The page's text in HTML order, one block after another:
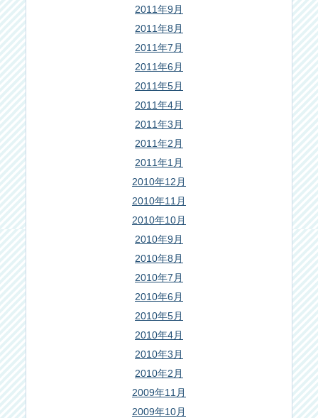
2011年9月
2011年8月
2011年7月
2011年6月
2011年5月
2011年4月
2011年3月
2011年2月
2011年1月
2010年12月
2010年11月
2010年10月
2010年9月
2010年8月
2010年7月
2010年6月
2010年5月
2010年4月
2010年3月
2010年2月
2009年11月
2009年10月